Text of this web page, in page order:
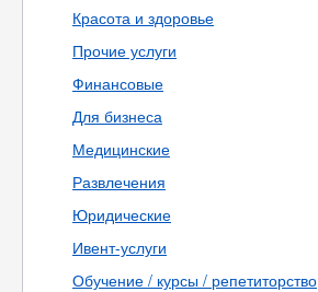
Красота и здоровье
Прочие услуги
Финансовые
Для бизнеса
Медицинские
Развлечения
Юридические
Ивент-услуги
Обучение / курсы / репетиторство